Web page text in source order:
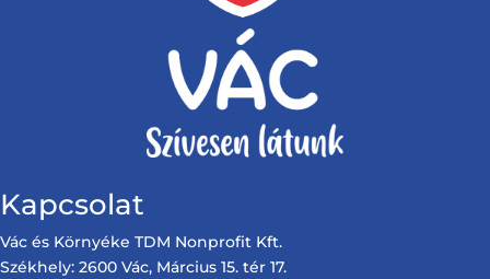
Kapcsolat
Vác és Környéke TDM Nonprofit Kft.
Székhely: 2600 Vác, Március 15. tér 17.